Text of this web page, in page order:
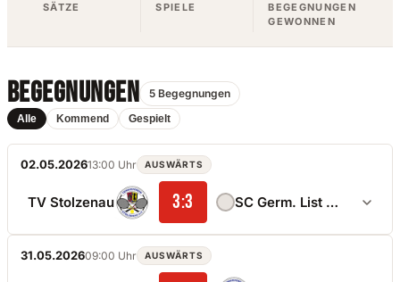
SÄTZE SPIELE
BEGEGNUNGEN
GEWONNEN
BEGEGNUNGEN 5 Begegnungen
Alle Kommend Gespielt
02.05.202613:00 Uhr AUSWÄRTS
TV Stolzenau 3:3 SC Germ. List Hannover
ENDSTAND
31.05.202609:00 Uhr AUSWÄRTS